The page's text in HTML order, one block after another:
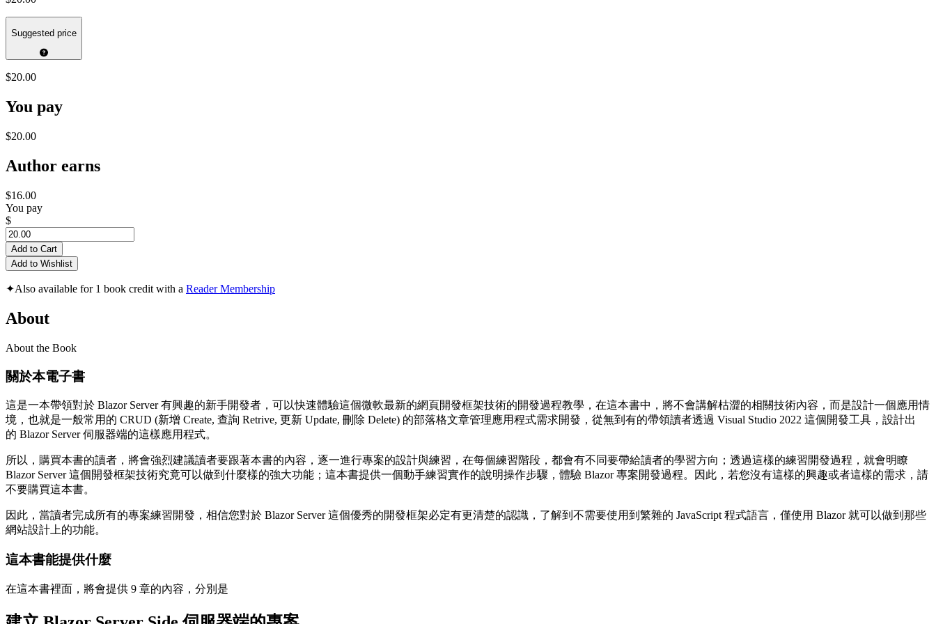
Suggested price
$20.00
You pay
$20.00
Author earns
$16.00
You pay
$
Add to Cart
Add to Wishlist
✦Also available for 1 book credit with a Reader Membership
About
About the Book
關於本電子書
這是一本帶領對於 Blazor Server 有興趣的新手開發者，可以快速體驗這個微軟最新的網頁開發框架技術的開發過程教學，在這本書中，將不會講解枯澀的相關技術內容，而是設計一個應用情
境，也就是一般常用的 CRUD (新增 Create, 查詢 Retrive, 更新 Update, 刪除 Delete) 的部落格文章管理應用程式需求開發，從無到有的帶領讀者透過 Visual Studio 2022 這個開發工具，設計出
的 Blazor Server 伺服器端的這樣應用程式。
所以，購買本書的讀者，將會強烈建議讀者要跟著本書的內容，逐一進行專案的設計與練習，在每個練習階段，都會有不同要帶給讀者的學習方向；透過這樣的練習開發過程，就會明瞭
Blazor Server 這個開發框架技術究竟可以做到什麼樣的強大功能；這本書提供一個動手練習實作的說明操作步驟，體驗 Blazor 專案開發過程。因此，若您沒有這樣的興趣或者這樣的需求，請
不要購買這本書。
因此，當讀者完成所有的專案練習開發，相信您對於 Blazor Server 這個優秀的開發框架必定有更清楚的認識，了解到不需要使用到繁雜的 JavaScript 程式語言，僅使用 Blazor 就可以做到那些
網站設計上的功能。
這本書能提供什麼
在這本書裡面，將會提供 9 章的內容，分別是